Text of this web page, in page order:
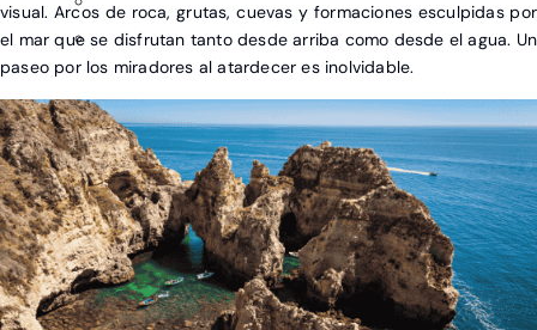
visual. Arcos de roca, grutas, cuevas y formaciones esculpidas por
el mar que se disfrutan tanto desde arriba como desde el agua. Un
paseo por los miradores al atardecer es inolvidable.